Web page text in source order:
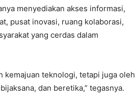
menyediakan akses informasi,
pusat inovasi, ruang kolaborasi,
yang cerdas dalam
kemajuan teknologi, tetapi juga oleh
dan beretika,” tegasnya.